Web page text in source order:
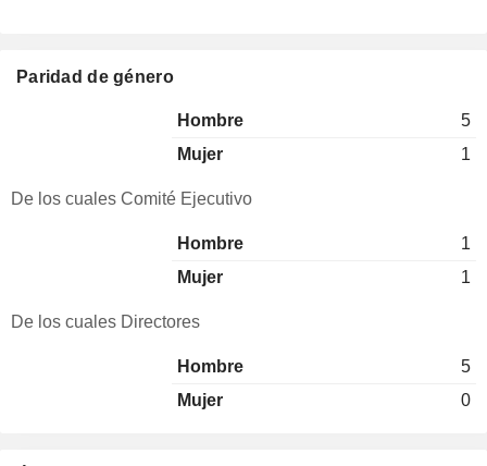
Paridad de género
Hombre
5
Mujer
1
De los cuales Comité Ejecutivo
Hombre
1
Mujer
1
De los cuales Directores
Hombre
5
Mujer
0